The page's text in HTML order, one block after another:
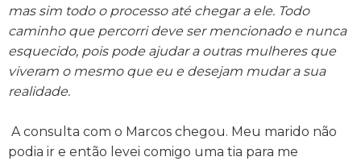
mas sim todo o processo até chegar a ele. Todo
caminho que percorri deve ser mencionado e nunca
esquecido, pois pode ajudar a outras mulheres que
viveram o mesmo que eu e desejam mudar a sua
realidade.
A consulta com o Marcos chegou. Meu marido não
podia ir e então levei comigo uma tia para me